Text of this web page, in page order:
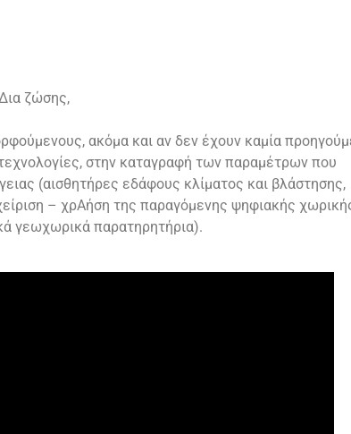
ζώσης,
ακόμα και αν δεν έχουν καμία
στην καταγραφή των παραμέτρων που
(αισθητήρες εδάφους κλίματος και βλάστησης,
– χρΑήση της παραγόμενης ψηφιακής
γεωχωρικά παρατηρητήρια).